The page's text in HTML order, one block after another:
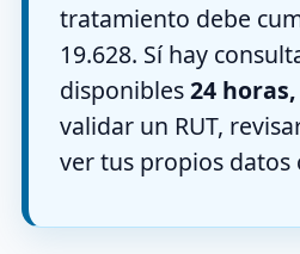
tratamiento debe
19.628. Sí hay
disponibles24
validar un RUT,
ver tus propios datos